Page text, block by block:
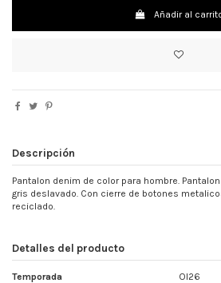
Añadir al
Descripción
Pantalon denim de color para hombre.
gris deslavado. Con cierre de botones
reciclado.
Detalles del producto
Temporada OI26